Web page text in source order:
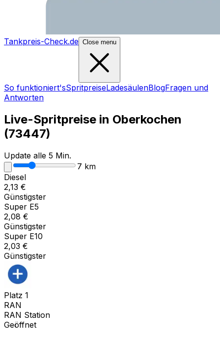
Tankpreis-Check.de Close menu
So funktioniert'sSpritpreiseLadesäulenBlogFragen und
Antworten
Live-Spritpreise in Oberkochen
(73447)
Update alle 5 Min.
7 km
Diesel
2,13 €
Günstigster
Super E5
2,08 €
Günstigster
Super E10
2,03 €
Günstigster
Platz 1
RAN
RAN Station
Geöffnet